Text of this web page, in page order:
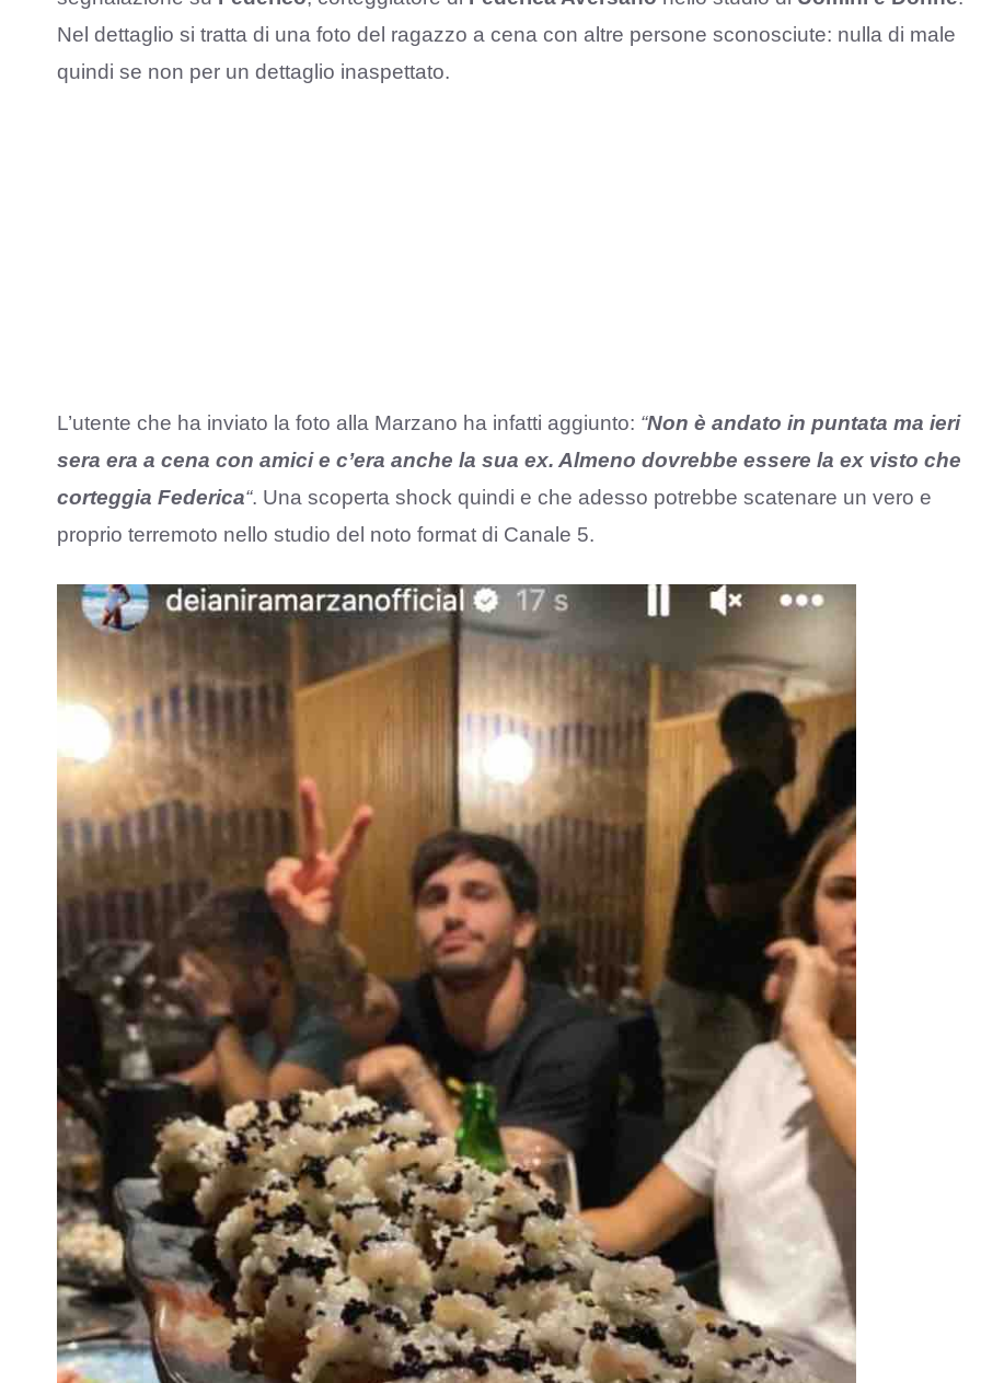
Nel dettaglio si tratta di una foto del ragazzo a cena con altre persone sconosciute: nulla di male
quindi se non per un dettaglio inaspettato.
L’utente che ha inviato la foto alla Marzano ha infatti aggiunto: “Non è andato in puntata ma ieri
sera era a cena con amici e c’era anche la sua ex. Almeno dovrebbe essere la ex visto che
corteggia Federica“. Una scoperta shock quindi e che adesso potrebbe scatenare un vero e
proprio terremoto nello studio del noto format di Canale 5.